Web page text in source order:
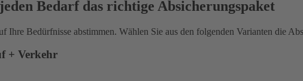
Bedarf das richtige Absicherungspaket
Ihre Bedürfnisse abstimmen. Wählen Sie aus den folgenden Varianten die
+ Verkehr